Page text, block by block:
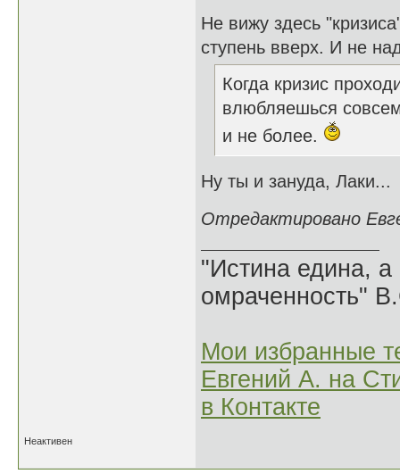
Не вижу здесь
ступень вверх. И не
Когда кризис
влюбляешься
и не более.
Ну ты и зануда, Лаки...
Отредактировано
"Истина едина,
омраченность"
Мои избранные
Евгений А. на
в Контакте
Неактивен